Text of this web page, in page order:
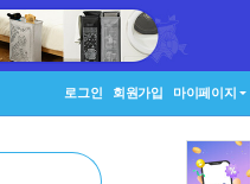
로그인 회원가입 마이페이지